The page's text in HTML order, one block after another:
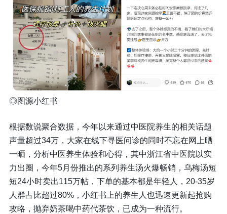
◎图源小红书
根据数说聚合数据， 今年以来通过中医院养生的相关话题
声量超过34万 ，大家在线下寻医问诊的同时不忘在网上晒
一晒，分析中医养生体验和心得，其中浙江省中医院以实
力出圈，今年5月份推出的系列养生汤火爆畅销，乌梅汤短
短24小时卖出115万帖，下单的基本都是年轻人，20-35岁
人群占比超过80%，小红书上的养生人也迅速更新起抢购
攻略，抛弃奶茶喝中药代茶饮，已成为一种流行。